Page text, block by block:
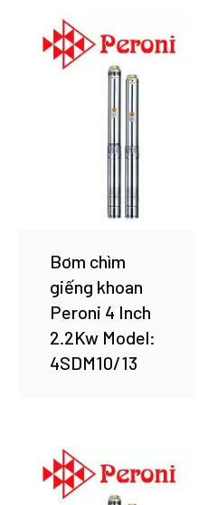
Bơm chìm
giếng khoan
Peroni 4 Inch
2.2Kw Model:
4SDM10/13